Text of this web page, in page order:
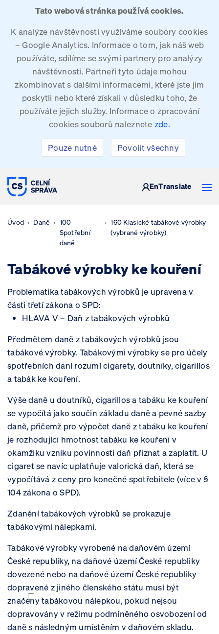
Tato webová stránka používá cookies.
K analýze návštěvnosti využíváme soubory cookies
– Google Analytics. Informace o tom, jak náš web
používáte, sdílíme se svými partnery pro analýzy
návštěvnosti. Partneři tyto údaje mohou
zkombinovat s dalšími informacemi, které jste jim
poskytli nebo které získali v důsledku toho, že
používáte jejich služby. Informace o zpracování
cookies souborů naleznete zde.
Pouze nutné Povolit všechny
CELNÍ SPRÁVA ČESKÉ REPUBLIKY
EnTranslate
Úvod Daně
100
Spotřební
daně
160 Klasické tabákové výrobky
(vybrané výrobky)
Tabákové výrobky ke kouření
Problematika tabákových výrobků je upravena v
části třetí zákona o SPD:
HLAVA V – Daň z tabákových výrobků
Předmětem daně z tabákových výrobků jsou
tabákové výrobky. Tabákovými výrobky se pro účely
spotřebních daní rozumí cigarety, doutníky, cigarillos
a tabák ke kouření.
Výše daně u doutníků, cigarillos a tabáku ke kouření
se vypočítá jako součin základu daně a pevné sazby
daně, přičemž pro výpočet daně z tabáku ke kouření
je rozhodující hmotnost tabáku ke kouření v
okamžiku vzniku povinnosti daň přiznat a zaplatit. U
cigaret se navíc uplatňuje valorická daň, která se
vypočítává z ceny pro konečné spotřebitele (více v §
104 zákona o SPD).
Zdanění tabákových výrobků se prokazuje
tabákovými nálepkami.
Tabákové výrobky vyrobené na daňovém území
České republiky, na daňové území České republiky
dovezené nebo na daňové území České republiky
dopravené z jiného členského státu musí být
značeny tabákovou nálepkou, pokud nejsou
dopravovány v režimu podmíněného osvobození od
daně s následným umístěním v daňovém skladu.